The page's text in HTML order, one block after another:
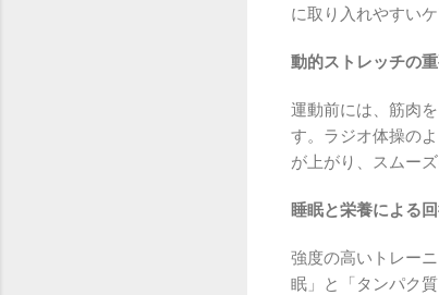
に取り入れやすい
動的ストレッチの
運動前には、筋肉
す。ラジオ体操の
が上がり、スムー
睡眠と栄養による
強度の高いトレー
眠」と「タンパク